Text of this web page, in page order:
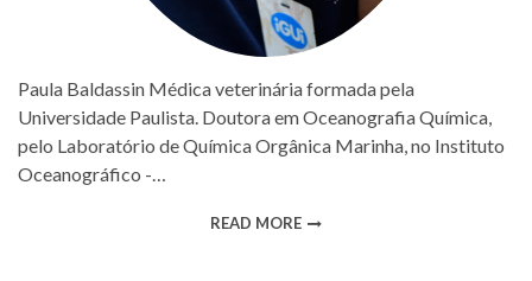
Paula Baldassin Médica veterinária formada pela
Universidade Paulista. Doutora em Oceanografia Química,
pelo Laboratório de Química Orgânica Marinha, no Instituto
Oceanográfico -…
READ MORE